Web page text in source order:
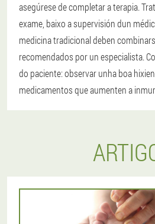
asegúrese de completar a terapia.
exame, baixo a supervisión dun
medicina tradicional deben
recomendados por un especialista.
do paciente: observar unha boa
medicamentos que aumenten a